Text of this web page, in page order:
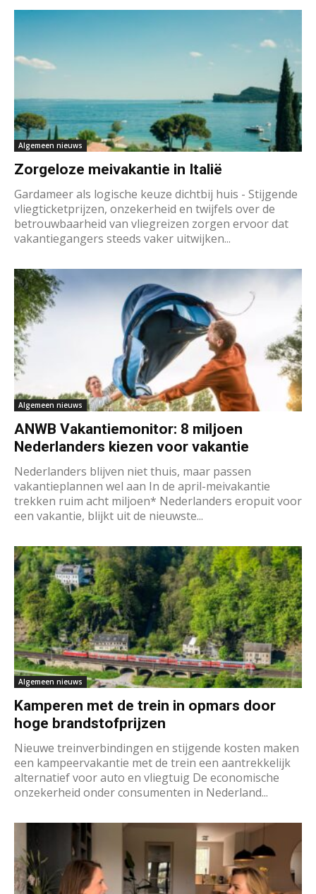
Algemeen nieuws
Zorgeloze meivakantie in Italië
Gardameer als logische keuze dichtbij huis - Stijgende
vliegticketprijzen, onzekerheid en twijfels over de
betrouwbaarheid van vliegreizen zorgen ervoor dat
vakantiegangers steeds vaker uitwijken...
Algemeen nieuws
ANWB Vakantiemonitor: 8 miljoen
Nederlanders kiezen voor vakantie
Nederlanders blijven niet thuis, maar passen
vakantieplannen wel aan In de april-meivakantie
trekken ruim acht miljoen* Nederlanders eropuit voor
een vakantie, blijkt uit de nieuwste...
Algemeen nieuws
Kamperen met de trein in opmars door
hoge brandstofprijzen
Nieuwe treinverbindingen en stijgende kosten maken
een kampeervakantie met de trein een aantrekkelijk
alternatief voor auto en vliegtuig De economische
onzekerheid onder consumenten in Nederland...